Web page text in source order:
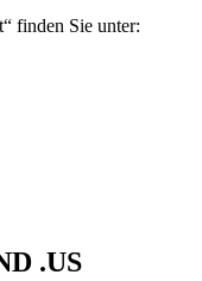
finden Sie unter:
.US